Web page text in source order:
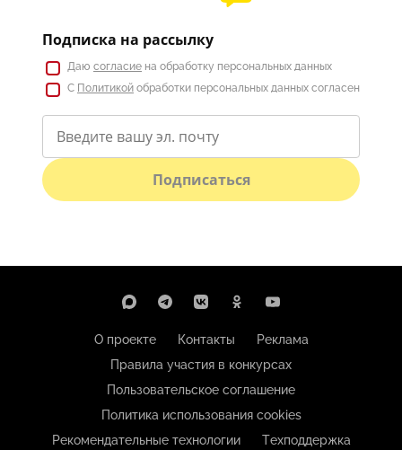
Подписка на рассылку
Даю согласие на обработку персональных данных
С Политикой обработки персональных данных согласен
Подписаться
О проекте Контакты
Реклама
Правила участия в конкурсах
Пользовательское соглашение
Политика использования cookies
Рекомендательные технологии
Техподдержка